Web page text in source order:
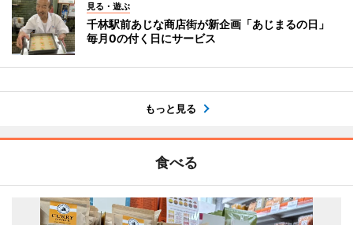
見る・遊ぶ
千林駅前あじな商店街が新企画「あじまるの日」
毎月0の付く日にサービス
もっと見る
食べる